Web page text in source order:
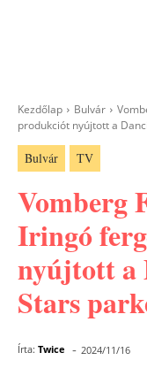
Kezdőlap Bulvár
produkciót nyújtott a
Bulvár TV
Vomberg
Iringó
nyújtott a
Stars
Írta: Twice - 2024/11/16